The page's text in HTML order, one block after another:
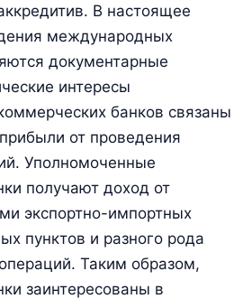
В настоящее
международных
документарные
интересы
банков связаны
от проведения
Уполномоченные
получают доход от
экспортно-импортных
пунктов и разного рода
Таким образом,
заинтересованы в